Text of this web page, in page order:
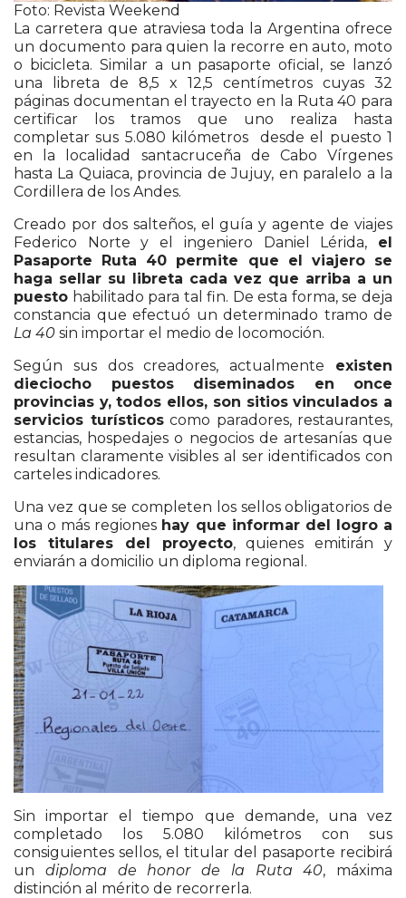
Foto: Revista Weekend
La carretera que atraviesa toda la Argentina ofrece
un documento para quien la recorre en auto, moto
o bicicleta. Similar a un pasaporte oficial, se lanzó
una libreta de 8,5 x 12,5 centímetros cuyas 32
páginas documentan el trayecto en la Ruta 40 para
certificar los tramos que uno realiza hasta
completar sus 5.080 kilómetros desde el puesto 1
en la localidad santacruceña de Cabo Vírgenes
hasta La Quiaca, provincia de Jujuy, en paralelo a la
Cordillera de los Andes.
Creado por dos salteños, el guía y agente de viajes
Federico Norte y el ingeniero Daniel Lérida, el
Pasaporte Ruta 40 permite que el viajero se
haga sellar su libreta cada vez que arriba a un
puesto habilitado para tal fin. De esta forma, se deja
constancia que efectuó un determinado tramo de
La 40 sin importar el medio de locomoción.
Según sus dos creadores, actualmente existen
dieciocho puestos diseminados en once
provincias y, todos ellos, son sitios vinculados a
servicios turísticoscomo paradores, restaurantes,
estancias, hospedajes o negocios de artesanías que
resultan claramente visibles al ser identificados con
carteles indicadores.
Una vez que se completen los sellos obligatorios de
una o más regiones hay que informar del logro a
los titulares del proyecto, quienes emitirán y
enviarán a domicilio un diploma regional.
Sin importar el tiempo que demande, una vez
completado los 5.080 kilómetros con sus
consiguientes sellos, el titular del pasaporte recibirá
un diploma de honor de la Ruta 40, máxima
distinción al mérito de recorrerla.